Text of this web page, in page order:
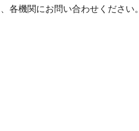
各機関にお問い合わせください。